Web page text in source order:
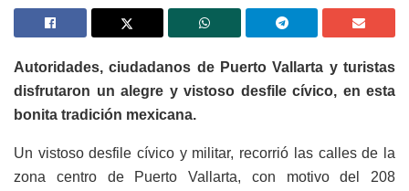
Autoridades, ciudadanos de Puerto Vallarta y turistas
disfrutaron un alegre y vistoso desfile cívico, en esta
bonita tradición mexicana.
Un vistoso desfile cívico y militar, recorrió las calles de la
zona centro de Puerto Vallarta, con motivo del 208